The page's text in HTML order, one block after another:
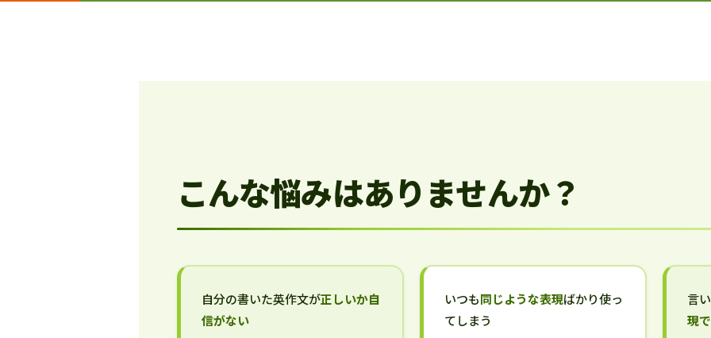
こんな悩みはありませんか？
自分の書いた英作文が正しいか自
信がない
いつも同じような表現ばかり使っ
てしまう
言
現